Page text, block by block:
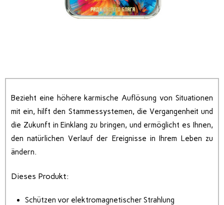
Bezieht eine höhere karmische Auflösung von Situationen
mit ein, hilft den Stammessystemen, die Vergangenheit und
die Zukunft in Einklang zu bringen, und ermöglicht es Ihnen,
den natürlichen Verlauf der Ereignisse in Ihrem Leben zu
ändern.
Dieses Produkt:
Schützen vor elektromagnetischer Strahlung